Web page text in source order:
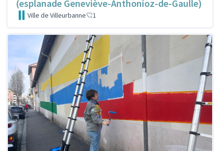
(esplanade Geneviève-Anthonioz-de-Gaulle)
Ville de Villeurbanne 1